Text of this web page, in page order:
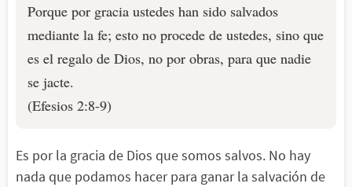
Porque por gracia ustedes han sido salvados
mediante la fe; esto no procede de ustedes, sino que
es el regalo de Dios, no por obras, para que nadie
se jacte.
(Efesios 2:8-9)
Es por la gracia de Dios que somos salvos. No hay
nada que podamos hacer para ganar la salvación de